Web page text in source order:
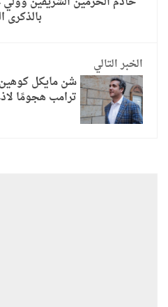
بالذكرى
الخبر التالي
شن مايكل كوهين
ترامب هجومًا